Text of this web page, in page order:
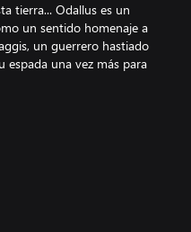
tierra... Odallus es un
un sentido homenaje a
un guerrero hastiado
espada una vez más para